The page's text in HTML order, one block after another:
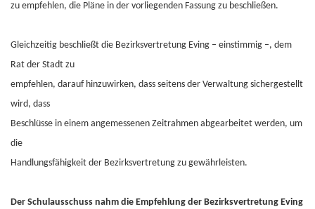
zu empfehlen, die Pläne in der vorliegenden Fassung zu beschließen.
Gleichzeitig beschließt die Bezirksvertretung Eving – einstimmig –, dem
Rat der Stadt zu
empfehlen, darauf hinzuwirken, dass seitens der Verwaltung sichergestellt
wird, dass
Beschlüsse in einem angemessenen Zeitrahmen abgearbeitet werden, um
die
Handlungsfähigkeit der Bezirksvertretung zu gewährleisten.
Der Schulausschuss nahm die Empfehlung der Bezirksvertretung Eving